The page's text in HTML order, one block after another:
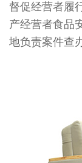
督促经营者履
产经营者食品
地负责案件查